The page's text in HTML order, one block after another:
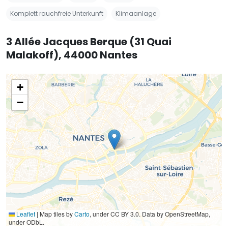
Komplett rauchfreie Unterkunft Klimaanlage
3 Allée Jacques Berque (31 Quai
Malakoff), 44000 Nantes
+
−
Leaflet | Map tiles byCarto, under CC BY 3.0. Data by OpenStreetMap,
under ODbL.